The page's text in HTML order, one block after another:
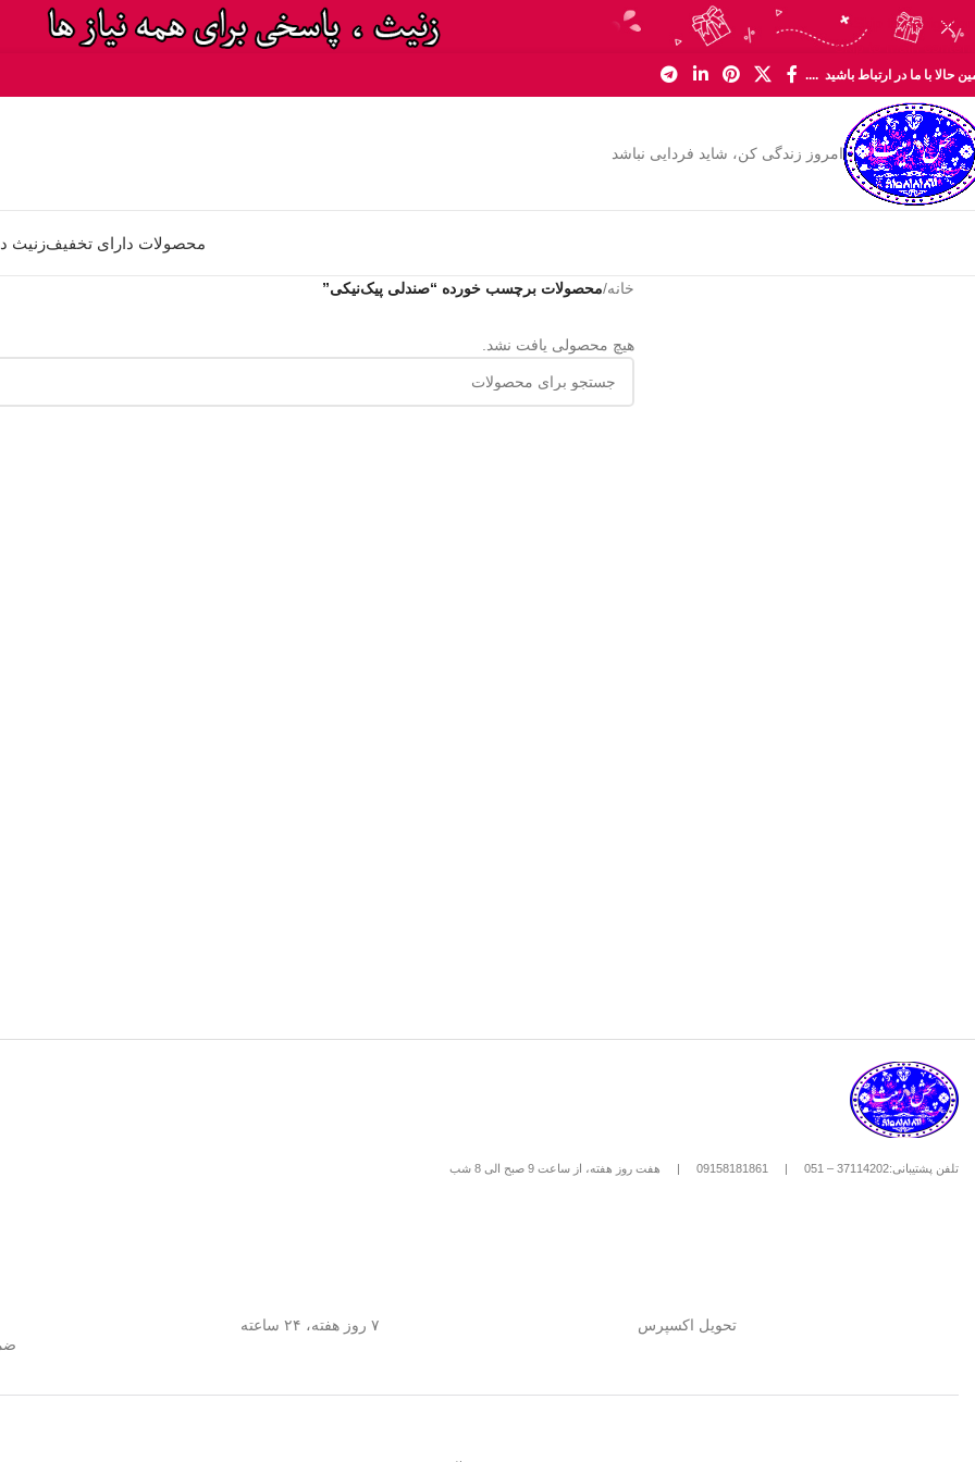
Skip to navigation
Skip to main content
حالا با ما در ارتباط باشید ....
امروز زندگی کن، شاید فردایی نباشد
محصولات دارای تخفیفزنیث
خانه/محصولات برچسب خورده “صندلی پیک‌نیکی”
هیچ محصولی یافت نشد.
تلفن پشتیبانی:37114202 – 051 |
09158181861
| هفت روز هفته، از ساعت 9 صبح الی 8 شب
تحویل اکسپرس
۷ روز هفته، ۲۴ ساعته